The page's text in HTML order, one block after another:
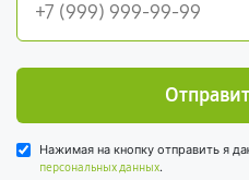
Нажимая на кнопку отправить я
персональных данных.